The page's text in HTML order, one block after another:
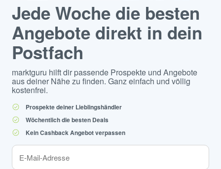
Jede Woche die besten
Angebote direkt in dein
Postfach
marktguru hilft dir passende Prospekte und Angebote
aus deiner Nähe zu finden. Ganz einfach und völlig
kostenfrei.
Prospekte deiner Lieblingshändler
Wöchentlich die besten Deals
Kein Cashback Angebot verpassen